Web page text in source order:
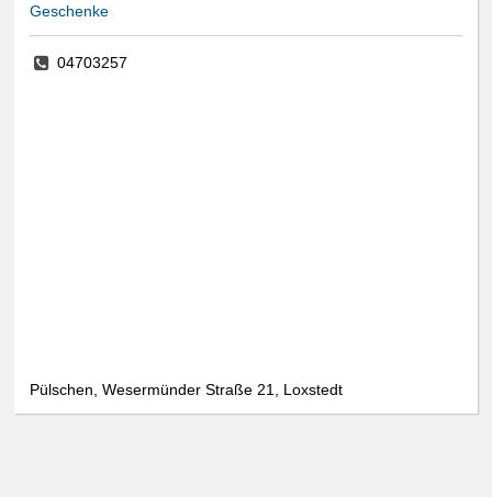
Geschenke
04703257
Pülschen, Wesermünder Straße 21, Loxstedt